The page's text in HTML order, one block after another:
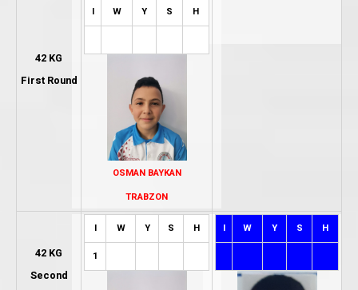
42 KG
First Round
I W Y S H
OSMAN BAYKAN
TRABZON
42 KG
Second
I W Y S H
1
I W Y S H